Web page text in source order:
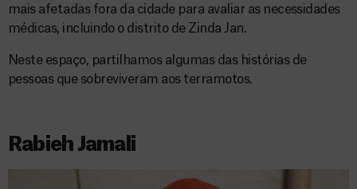
mais afetadas fora da cidade para avaliar as necessidades
médicas, incluindo o distrito de Zinda Jan.
Neste espaço, partilhamos algumas das histórias de
pessoas que sobreviveram aos terramotos.
Rabieh Jamali